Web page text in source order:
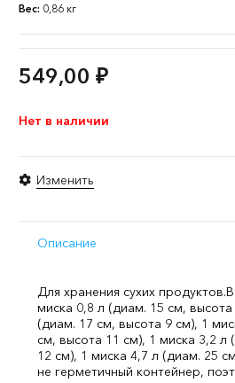
Вес: 0,86 кг
549,00 ₽
Нет в наличии
Изменить
Описание
Для хранения сухих продуктов.
миска 0,8 л (диам. 15 см,
(диам. 17 см, высота 9 см), 1
см, высота 11 см), 1 миска 3,2 л
12 см), 1 миска 4,7 л (диам. 25
не герметичный контейнер,